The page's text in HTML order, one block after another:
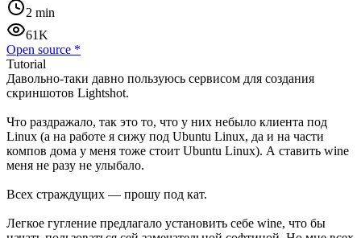
2 min
61K
Open source *
Tutorial
Давольно-таки давно пользуюсь сервисом для создания
скриншотов Lightshot.
Что раздражало, так это то, что у них небыло клиента под
Linux (а на работе я сижу под Ubuntu Linux, да и на части
компов дома у меня тоже стоит Ubuntu Linux). А ставить wine
меня не разу не улыбало.
Всех страждущих — прошу под кат.
Легкое гугление предлагало установить себе wine, что бы